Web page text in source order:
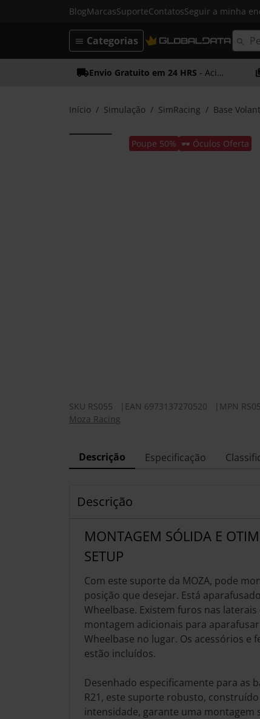
BlogMarcasSuporteContatosSeguir a minha
Categorias
Envio Gratuito em 24 HRS - Acima dos 50€
Início Simulação SimRacing Base
Poupe 50% 🕶️ Óculos Oferta
SKU RS055 EAN 6973137270520 MPN
Moza Racing
Descrição Especificação
Descrição
MONTAGEM SÓLIDA E
SETUP
Com este suporte da MOZA, pode
posição que desejar. Está
Wheelbase. Existem furos nas
montagem adicionais para
Wheelbase no lugar. Os acessórios e
estão incluídos.
Desenhado especificamente para as
R21, este suporte robusto,
intensidade, garante uma montagem